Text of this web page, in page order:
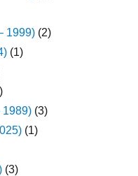
1999) (2)
(1)
(3)
(1)
(3)